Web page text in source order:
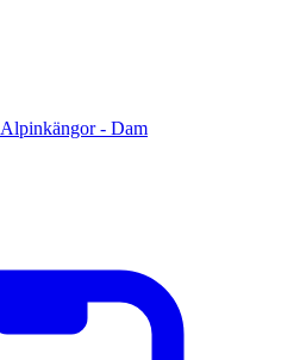
Alpinkängor - Dam